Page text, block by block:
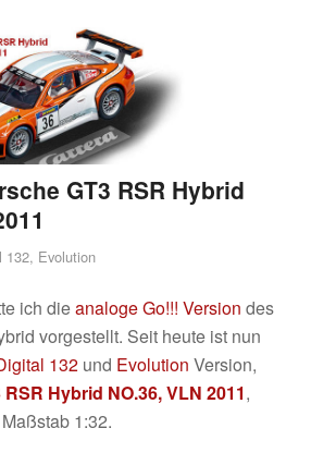
GT3 RSR Hybrid
132, Evolution
ich dieanaloge Go!!! Version des
vorgestellt. Seit heute ist nun
132und Evolution Version,
Hybrid NO.36, VLN 2011,
1:32.